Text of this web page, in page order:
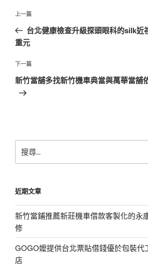
文
導
覽
上
一
篇
章
上一篇
台北健康檢查升級探頭眼科的silk近
重元
下
一
下一篇
新竹當舖多找新竹機車典當與萬華當舖
尋
字:
近期文章
新竹當鋪推薦新莊機車借款客製化的永
修
GOGO嬤提供台北票貼借錢優於包裝代
店